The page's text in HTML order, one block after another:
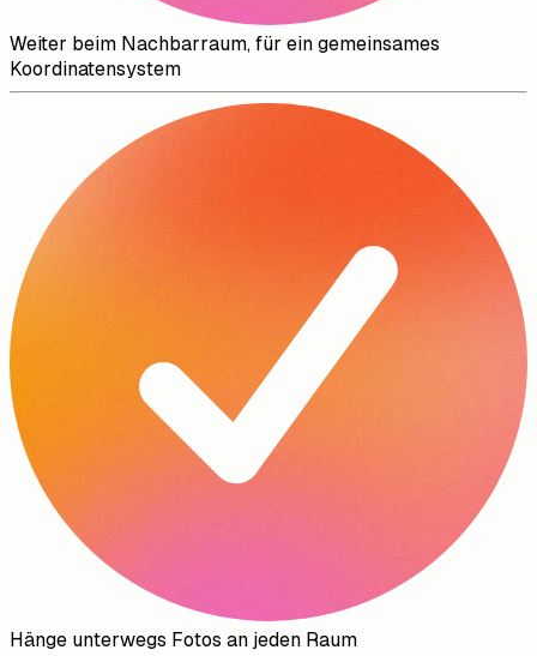
Weiter beim Nachbarraum, für ein gemeinsames
Koordinatensystem
Hänge unterwegs Fotos an jeden Raum